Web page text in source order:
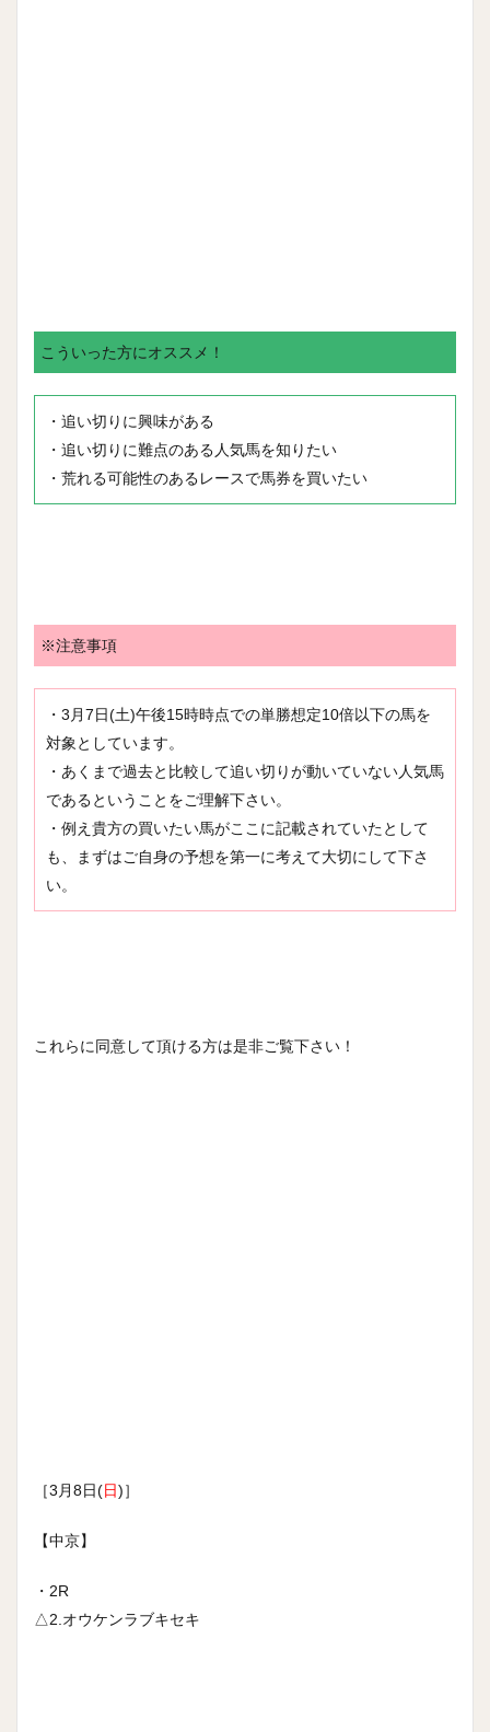
こういった方にオススメ！
・追い切りに興味がある
・追い切りに難点のある人気馬を知りたい
・荒れる可能性のあるレースで馬券を買いたい
※注意事項
・3月7日(土)午後15時時点での単勝想定10倍以下の馬を
対象としています。
・あくまで過去と比較して追い切りが動いていない人気馬
であるということをご理解下さい。
・例え貴方の買いたい馬がここに記載されていたとして
も、まずはご自身の予想を第一に考えて大切にして下さ
い。
これらに同意して頂ける方は是非ご覧下さい！
［3月8日(日)］
【中京】
・2R
△2.オウケンラブキセキ